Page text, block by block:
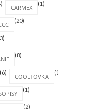
CARMEX
(1)
(20)
(8)
(6)
COOLTOVKA
(1)
(1)
(2)